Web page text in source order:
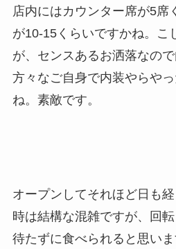
店内にはカウンター席が5席
が10-15くらいですかね。こ
が、センスあるお洒落なの
方々なご自身で内装やらや
ね。素敵です。
オープンしてそれほど日も
時は結構な混雑ですが、回
待たずに食べられると思いま